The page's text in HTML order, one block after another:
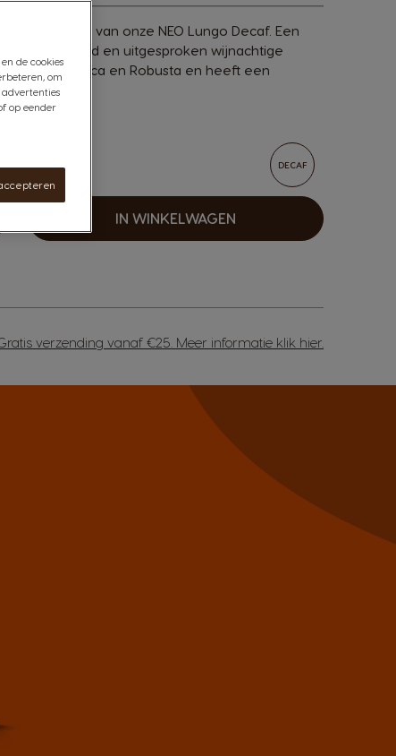
noten van onze NEO Lungo Decaf. Een
zuurtegraad en uitgesproken wijnachtige
van Arabica en Robusta en heeft een
DECAF
IN WINKELWAGEN
verzending vanaf €25. Meer informatie klik hier
de cookies
om
op eender